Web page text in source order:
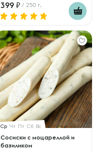
399 / 250 г.
Ср Чт Пт Сб Вс
Сосиски с моцареллой и
базиликом